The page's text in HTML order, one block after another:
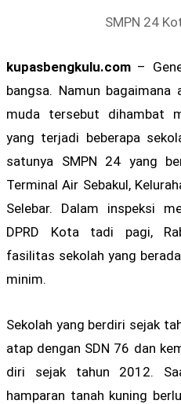
SMPN 24
kupasbengkulu.com –
bangsa. Namun bagaimana
muda tersebut dihambat
yang terjadi beberapa
satunya SMPN 24 yang
Terminal Air Sebakul,
Selebar. Dalam inspeksi
DPRD Kota tadi pagi,
fasilitas sekolah yang
minim.
Sekolah yang berdiri sejak
atap dengan SDN 76 dan
diri sejak tahun 2012.
hamparan tanah kuning